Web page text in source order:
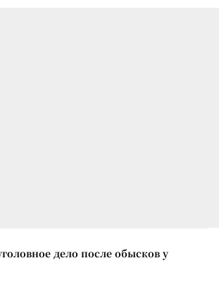
дело после обысков у